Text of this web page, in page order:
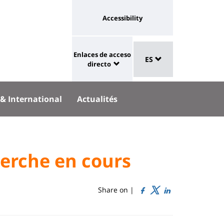
Université
lien
vers
page
accessibilité
Accessibility
University
:
Shortcut
links
Enlaces de acceso
directo
Sélecteur
de
langue
ES
International Actualités
en cours
Share on |